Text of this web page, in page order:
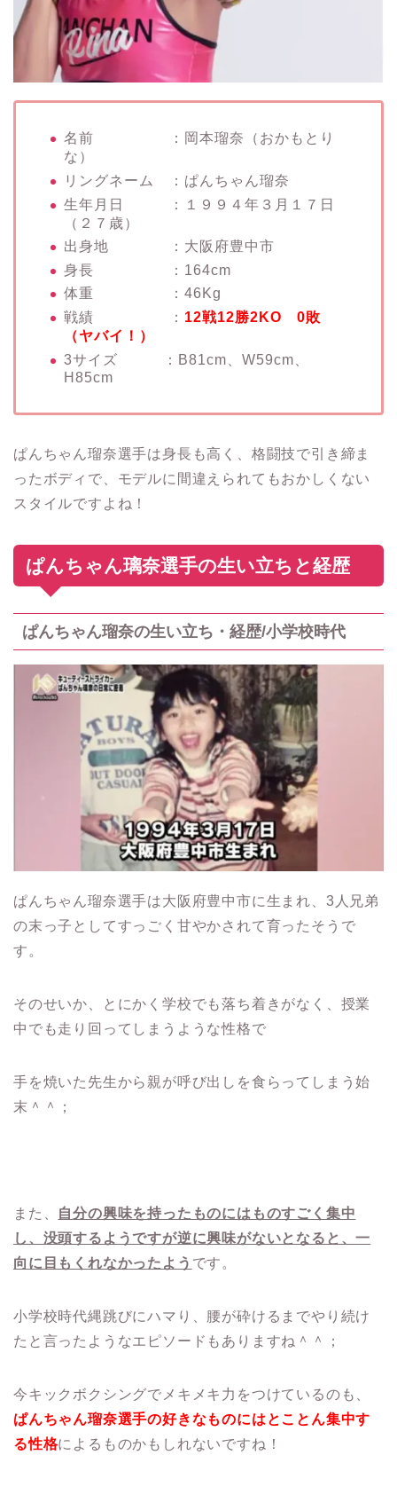
名前 ：岡本瑠奈（おかもとり
な）
リングネーム ：ぱんちゃん瑠奈
生年月日 ：１９９４年３月１７日
（２７歳）
出身地 ：大阪府豊中市
身長 ：164cm
体重 ：46Kg
戦績 ： 12戦12勝2KO 0敗
（ヤバイ！）
3サイズ ：B81cm、W59cm、
H85cm
ぱんちゃん瑠奈選手は身長も高く、格闘技で引き締ま
ったボディで、モデルに間違えられてもおかしくない
スタイルですよね！
ぱんちゃん璃奈選手の生い立ちと経歴
ぱんちゃん瑠奈の生い立ち・経歴/小学校時代
ぱんちゃん瑠奈選手は大阪府豊中市に生まれ、3人兄弟
の末っ子としてすっごく甘やかされて育ったそうで
す。
そのせいか、とにかく学校でも落ち着きがなく、授業
中でも走り回ってしまうような性格で
手を焼いた先生から親が呼び出しを食らってしまう始
末＾＾；
また、 自分の興味を持ったものにはものすごく集中
し、没頭するようですが逆に興味がないとなると、一
向に目もくれなかったよう です。
小学校時代縄跳びにハマり、腰が砕けるまでやり続け
たと言ったようなエピソードもありますね＾＾；
今キックボクシングでメキメキ力をつけているのも、
ぱんちゃん瑠奈選手の好きなものにはとことん集中す
る性格によるものかもしれないですね！